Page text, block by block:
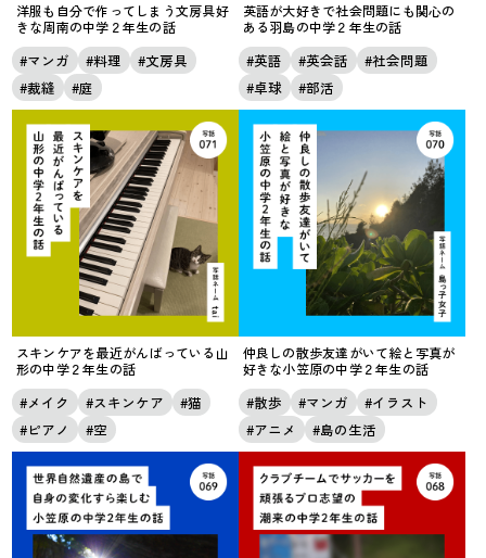
洋服も自分で作ってしまう文房具好
きな周南の中学２年生の話
マンガ 料理
文房具
裁縫
庭
英語が大好きで社会問題にも関心の
ある羽島の中学２年生の話
英語 英会話
社会問題
卓球
部活
スキンケアを最近がんばっている山
形の中学２年生の話
メイク スキンケア
猫
ピアノ
空
仲良しの散歩友達がいて絵と写真が
好きな小笠原の中学２年生の話
散歩 マンガ
イラスト
アニメ
島の生活